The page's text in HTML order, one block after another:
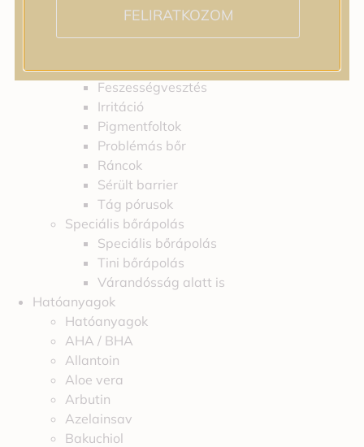
Egyenetlen tónus
Fakóság
Feszességvesztés
Irritáció
Pigmentfoltok
Problémás bőr
Ráncok
Sérült barrier
Tág pórusok
Speciális bőrápolás
Speciális bőrápolás
Tini bőrápolás
Várandósság alatt is
Hatóanyagok
Hatóanyagok
AHA / BHA
Allantoin
Aloe vera
Arbutin
Azelainsav
Bakuchiol
FELIRATKOZOM